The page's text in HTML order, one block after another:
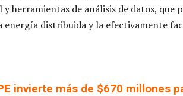
herramientas de análisis de datos, que
distribuida y la efectivamente
invierte más de $670 millones